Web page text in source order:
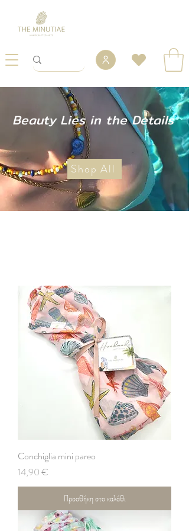
Shop All
Beauty Lies in the Details
Conchiglia mini pareo
Τιμή
14,90 €
Προσθήκη στο καλάθι